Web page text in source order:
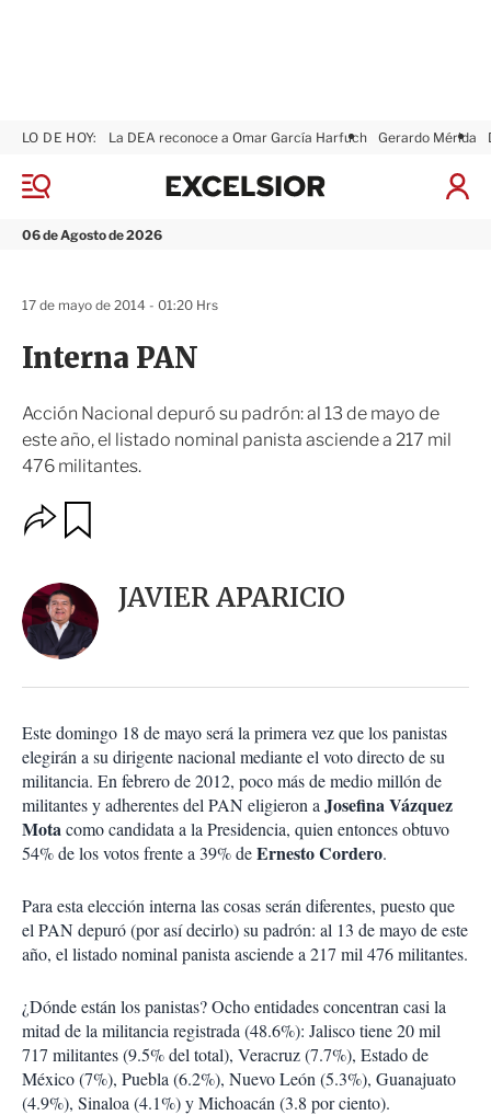
M
n
06 de Agosto de 2026
LO DE HOY: La DEA reconoce a Omar García Harfuch Gerardo Mérida
I
x
Interna PAN
Acción Nacional depuró su padrón: al 13 de mayo de
este año, el listado nominal panista asciende a 217 mil
476 militantes.
17 de mayo de 2014 - 01:20 Hrs
O
p
o
n
e
s
o
m
p
a
r
t
i
a
r
JAVIER APARICIO
Este domingo 18 de mayo será la primera vez que los panistas
elegirán a su dirigente nacional mediante el voto directo de su
militancia. En febrero de 2012, poco más de medio millón de
militantes y adherentes del PAN eligieron a Josefina Vázquez
Motacomo candidata a la Presidencia, quien entonces obtuvo
54% de los votos frente a 39% deErnestoCordero.
Para esta elección interna las cosas serán diferentes, puesto que
el PAN depuró (por así decirlo) su padrón: al 13 de mayo de este
año, el listado nominal panista asciende a 217 mil 476 militantes.
¿Dónde están los panistas? Ocho entidades concentran casi la
mitad de la militancia registrada (48.6%): Jalisco tiene 20 mil
717 militantes (9.5% del total), Veracruz (7.7%), Estado de
México (7%), Puebla (6.2%), Nuevo León (5.3%), Guanajuato
(4.9%), Sinaloa (4.1%) y Michoacán (3.8 por ciento).